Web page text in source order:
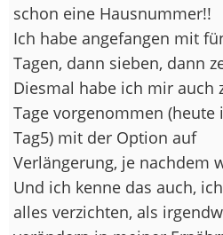
schon eine Hausnummer!!
Ich habe angefangen mit
Tagen, dann sieben, dann
Diesmal habe ich mir auch
Tage vorgenommen (heute
Tag5) mit der Option auf
Verlängerung, je nachdem
Und ich kenne das auch,
alles verzichten, als